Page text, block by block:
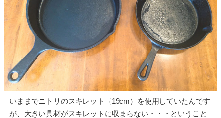
いままでニトリのスキレット（19cm）を使用していたんです
が、大きい具材がスキレットに収まらない・・・ということ